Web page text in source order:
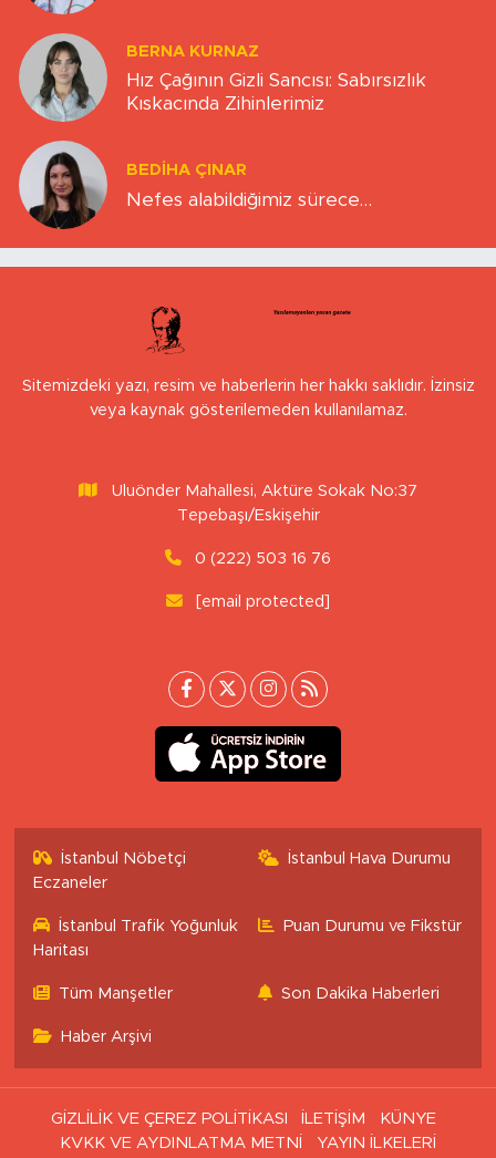
BERNA KURNAZ
Hız Çağının Gizli Sancısı: Sabırsızlık
Kıskacında Zihinlerimiz
BEDIHA ÇINAR
Nefes alabildiğimiz sürece…
Sitemizdeki yazı, resim ve haberlerin her hakkı saklıdır. İzinsiz
veya kaynak gösterilemeden kullanılamaz.
Uluönder Mahallesi, Aktüre Sokak No:37
Tepebaşı/Eskişehir
0 (222) 503 16 76
[email protected]
İstanbul Nöbetçi
Eczaneler
İstanbul Hava Durumu
İstanbul Trafik Yoğunluk
Haritası
Puan Durumu ve Fikstür
Tüm Manşetler Son Dakika Haberleri
Haber Arşivi
GİZLİLİK VE ÇEREZ POLİTİKASI İLETİŞİM
KÜNYE
KVKK VE AYDINLATMA METNİ
YAYIN İLKELERİ